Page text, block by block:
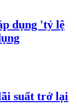
dụng 'tỷ lệ
suất trở lại